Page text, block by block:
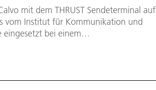
mit dem THRUST Sendeterminal auf
vom Institut für Kommunikation und
bei einem